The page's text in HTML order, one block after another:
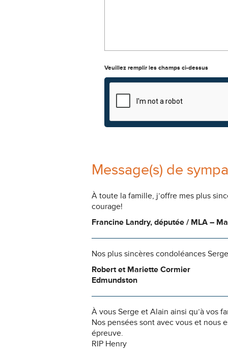
Veuillez remplir les champs ci-dessus
Message(s) de
À toute la famille, j’offre mes plus
courage!
Francine Landry, députée / MLA –
Nos plus sincères condoléances
Robert et Mariette Cormier
Edmundston
À vous Serge et Alain ainsi qu’à vos
Nos pensées sont avec vous et nous
épreuve.
RIP Henry